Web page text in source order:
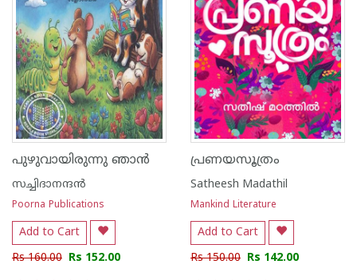
പുഴുവായിരുന്നു ഞാൻ
സച്ചിദാനന്ദന്‍
Poorna Publications
Add to Cart
Rs 160.00 Rs 152.00
പ്രണയസൂത്രം
Satheesh Madathil
Mankind Literature
Add to Cart
Rs 150.00 Rs 142.00